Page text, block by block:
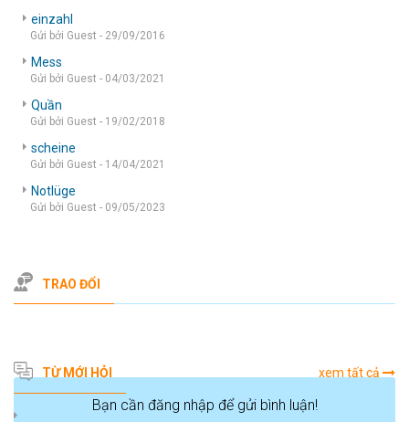
einzahl
Gửi bởi Guest - 29/09/2016
Mess
Gửi bởi Guest - 04/03/2021
Quần
Gửi bởi Guest - 19/02/2018
scheine
Gửi bởi Guest - 14/04/2021
Notlüge
Gửi bởi Guest - 09/05/2023
TRAO ĐỔI
Bạn cần đăng nhập để gửi bình luận!
TỪ MỚI HỎI xem tất cả